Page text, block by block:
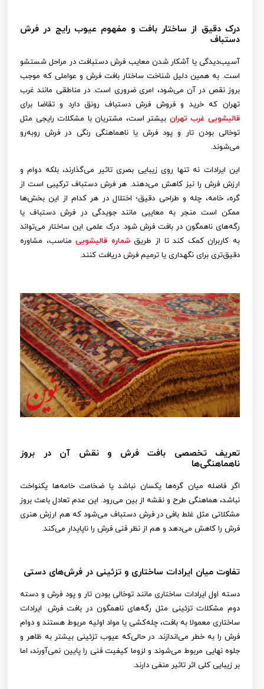
درک دقیق از ساختار بافت و مفهوم عیوب رایج در فرش
دستباف
آسیب‌دیدگی یا آشکار شدن معایب فرش دستبافت در مراحل شستشو
است. به همین دلیل شناخت ساختار بافت فرش و عواملی که موجب
بروز نقص در آن می‌شود، امری ضروری است. در مناطقی مانند غرب
تهران که خرید و فروش فرش دستباف رونق دارد و تقاضا برای
قالیشویی غرب تهران بیشتر است، مشتریان با مشکلات رایجی مثل
توخالی بودن تار و پود فرش یا ناهماهنگی رنگی در فرش روبه‌رو
می‌شوند.
این ایرادات نه‌ تنها روی زیبایی بصری تاثیر می‌گذارند، بلکه دوام و
ارزش فرش را نیز کاهش می‌دهند. هر فرش دستباف ترکیبی است از
گره‌، خامه‌، چله و طراحی دقیق؛ اختلال در هر کدام از این بخش‌ها
ممکن است منجر به معایبی مانند جویدگی در فرش دستباف یا
رگه‌های ناهمگون در بافت فرش شود. درک علمی این ساختار می‌تواند
به کاربران کمک کند تا از طریقشماره قالیشوییمناسب، مشاوره
دقیق‌تری برای نگهداری یا ترمیم فرش دریافت کنند.
تعریف تخصصی بافت فرش و نقش آن در بروز
ناهماهنگی‌ها
اگر فاصله میان گره‌ها یکسان نباشد یا ضخامت خامه‌ها یکنواخت
نباشد، هماهنگی طرح و نقشه از بین می‌رود. این عدم تعادل باعث بروز
مشکلاتی مثل غلط بافی در فرش دستباف می‌شود که هم ارزش هنری
فرش را کاهش می‌دهد و هم از نظر فنی فرش را ناپایدار می‌کند.
تفاوت میان ایرادات ساختاری و تزئینی در فرش‌های دستی
دسته اول ایرادات ساختاری مانند توخالی بودن تار و پود فرش و دسته
دوم مشکلات تزئینی مثل رگه‌های ناهمگون در بافت فرش. ایرادات
ساختاری معمولا به بافت، چله‌کشی یا مواد اولیه مربوط هستند و دوام
فرش را به خطر می‌اندازند. در حالی‌که عیوب تزئینی بیشتر به ظاهر و
جلوه نهایی مربوط می‌شوند و لزوما کیفیت فنی را پایین نمی‌آورند، اما
بر زیبایی کلی اثر تاثیر منفی دارند.